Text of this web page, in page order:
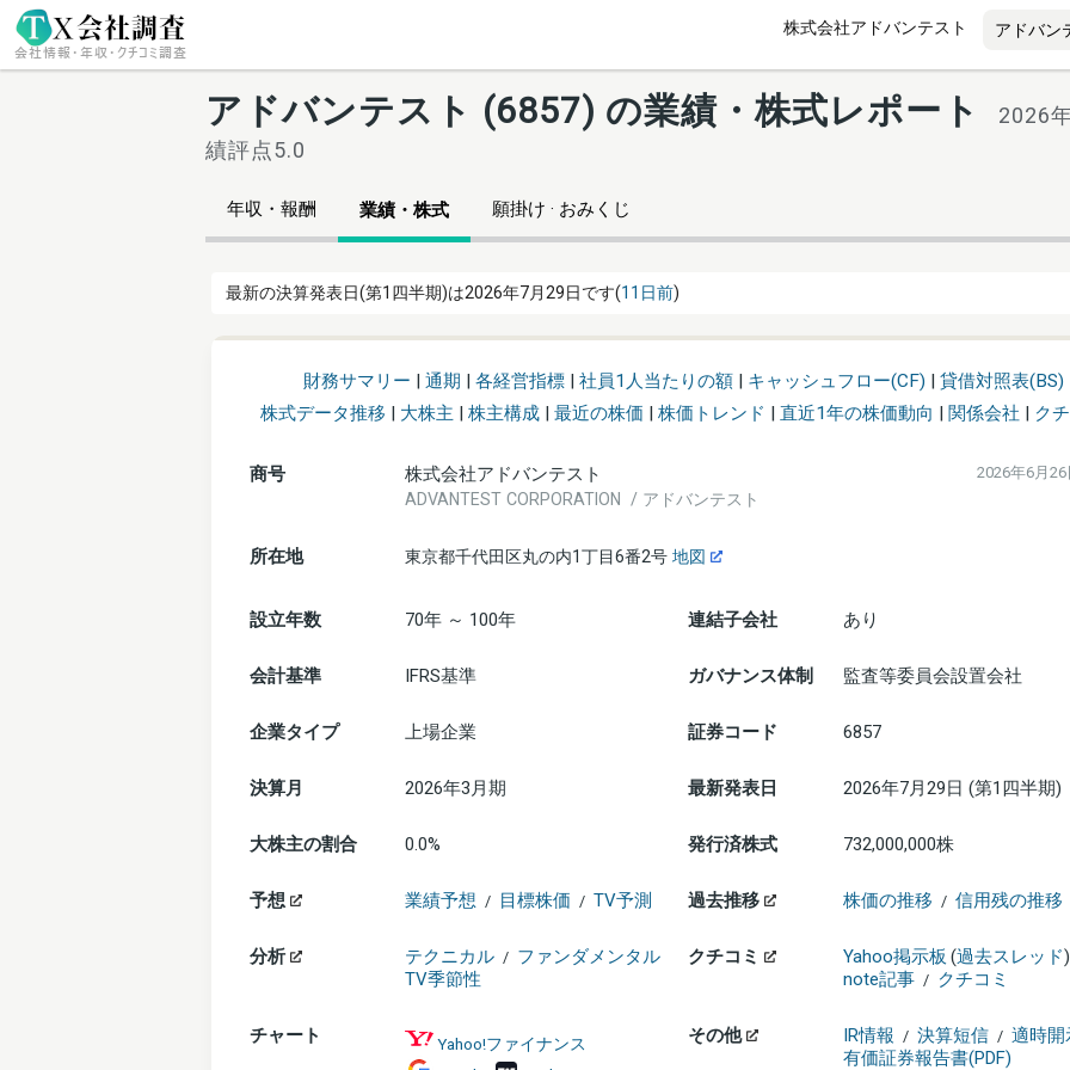
株式会社アドバンテスト
アドバンテスト (6857) の業績・株式レポート
2026
績評点5.0
年収・報酬 業績・株式 願掛け · おみくじ
最新の決算発表日(第1四半期)は2026年7月29日です(11日前)
財務サマリー | 通期 | 各経営指標| 社員1人当たりの額| キャッシュフロー(CF) | 貸借対照表(BS)
株式データ推移 | 大株主 | 株主構成 | 最近の株価 | 株価トレンド | 直近1年の株価動向 | 関係会社 | ク
商号 株式会社アドバンテスト
ADVANTEST CORPORATION / アドバンテスト
2026年6月
所在地 東京都千代田区丸の内1丁目6番2号 地図
設立年数 70年 ～ 100年 連結子会社 あり
会計基準 IFRS基準 ガバナンス体制 監査等委員会設置会社
企業タイプ 上場企業 証券コード 6857
決算月 2026年3月期 最新発表日 2026年7月29日 (第1四半期)
大株主の割合 0.0% 発行済株式 732,000,000株
予想 業績予想 / 目標株価 / TV予測 過去推移 株価の推移 / 信用残の推移
分析 テクニカル / ファンダメンタル
TV季節性
クチコミ Yahoo掲示板 (過去スレッド)
note記事 / クチコミ
チャート
Yahoo!ファイナンス
その他 IR情報 / 決算短信 / 適時開
有価証券報告書(PDF)